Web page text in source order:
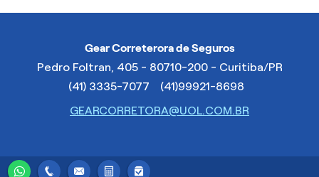
Gear Correterora de Seguros
Pedro Foltran, 405 - 80710-200 - Curitiba/PR
(41) 3335-7077
(41)99921-8698
GEARCORRETORA@UOL.COM.BR